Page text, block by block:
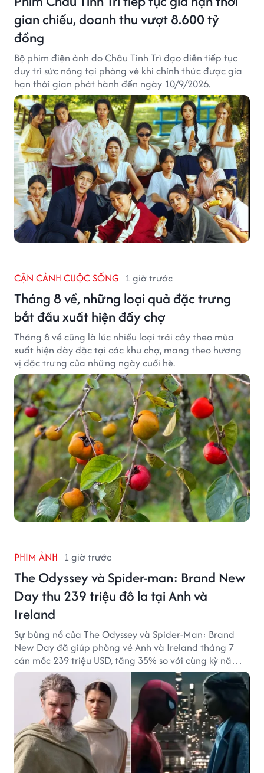
gian chiếu, doanh thu vượt 8.600 tỷ
đồng
Bộ phim điện ảnh do Châu Tinh Trì đạo diễn tiếp tục
duy trì sức nóng tại phòng vé khi chính thức được gia
hạn thời gian phát hành đến ngày 10/9/2026.
CẬN CẢNH CUỘC SỐNG 1 giờ trước
Tháng 8 về, những loại quả đặc trưng
bắt đầu xuất hiện đầy chợ
Tháng 8 về cũng là lúc nhiều loại trái cây theo mùa
xuất hiện dày đặc tại các khu chợ, mang theo hương
vị đặc trưng của những ngày cuối hè.
PHIM ẢNH 1 giờ trước
The Odyssey và Spider-man: Brand New
Day thu 239 triệu đô la tại Anh và
Ireland
Sự bùng nổ của The Odyssey và Spider-Man: Brand
New Day đã giúp phòng vé Anh và Ireland tháng 7
cán mốc 239 triệu USD, tăng 35% so với cùng kỳ năm
ngoái.